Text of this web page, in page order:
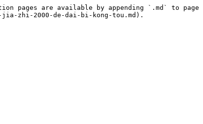
pages are available by appending `.md` to page
zhi-2000-de-dai-bi-kong-tou.md).